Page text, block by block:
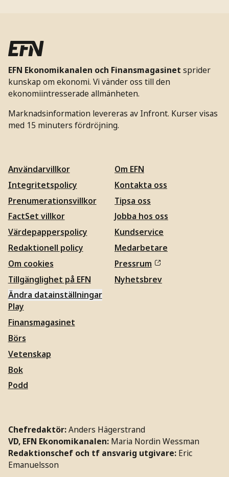
EFN Ekonomikanalen och Finansmagasinet sprider
kunskap om ekonomi. Vi vänder oss till den
ekonomiintresserade allmänheten.
Marknadsinformation levereras av Infront. Kurser visas
med 15 minuters fördröjning.
Användarvillkor
Integritetspolicy
Prenumerationsvillkor
FactSet villkor
Värdepapperspolicy
Redaktionell policy
Om cookies
Tillgänglighet på EFN
Ändra datainställningar
Om EFN
Kontakta oss
Tipsa oss
Jobba hos oss
Kundservice
Medarbetare
Pressrum
Nyhetsbrev
Play
Finansmagasinet
Börs
Vetenskap
Bok
Podd
Chefredaktör:Anders Hägerstrand
VD, EFN Ekonomikanalen: Maria Nordin Wessman
Redaktionschef och tf ansvarig utgivare: Eric
Emanuelsson